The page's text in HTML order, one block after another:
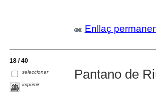
Enllaç
18 / 40
seleccionar
imprimir
Pantano de